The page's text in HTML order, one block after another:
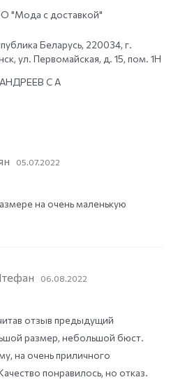
"Мода с доставкой"
Беларусь, 220034, г.
ул. Первомайская, д. 15, пом. 1Н
С А
05.07.2022
на очень маленькую
06.08.2022
отзыв предыдущий
размер, небольшой бюст.
на очень приличного
понравилось, но отказ.